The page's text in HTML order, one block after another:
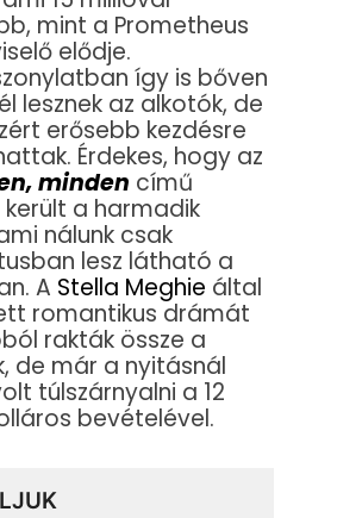
mint a Prometheus
elődje.
így is bőven
lesznek az alkotók, de
erősebb kezdésre
Érdekes, hogy az
minden című
a harmadik
nálunk csak
lesz látható a
A Stella Meghie által
romantikus drámát
rakták össze a
de már a nyitásnál
túlszárnyalni a 12
bevételével.